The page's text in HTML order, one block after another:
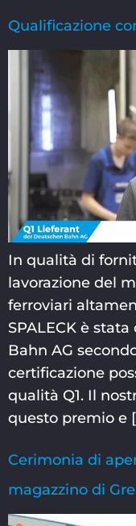
Qualificazione
In qualità di
lavorazione del
ferroviari
SPALECK è
Bahn AG
certificazione
qualità Q1. Il
questo premio e
Cerimonia di
magazzino di